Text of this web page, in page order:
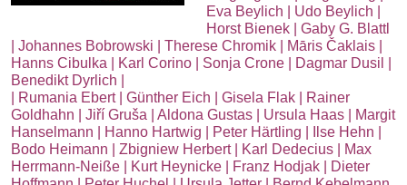
Eva Beylich | Udo Beylich |
Horst Bienek | Gaby G. Blattl
| Johannes Bobrowski | Therese Chromik | Māris Čaklais |
Hanns Cibulka | Karl Corino | Sonja Crone | Dagmar Dusil |
Benedikt Dyrlich |
| Rumania Ebert | Günther Eich | Gisela Flak | Rainer
Goldhahn | Jiří Gruša | Aldona Gustas | Ursula Haas | Margit
Hanselmann | Hanno Hartwig | Peter Härtling | Ilse Hehn |
Bodo Heimann | Zbigniew Herbert | Karl Dedecius | Max
Herrmann-Neiße | Kurt Heynicke | Franz Hodjak | Dieter